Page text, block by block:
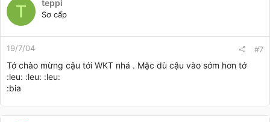
T teppi
Sơ cấp
19/7/04 #7
Tớ chào mừng cậu tới WKT nhá . Mặc dù cậu vào sớm hơn tớ
:leu: :leu: :leu:
:bia